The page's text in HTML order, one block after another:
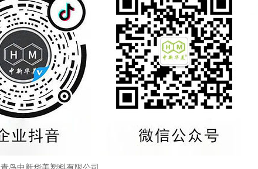
青岛中新华美塑料有限公司